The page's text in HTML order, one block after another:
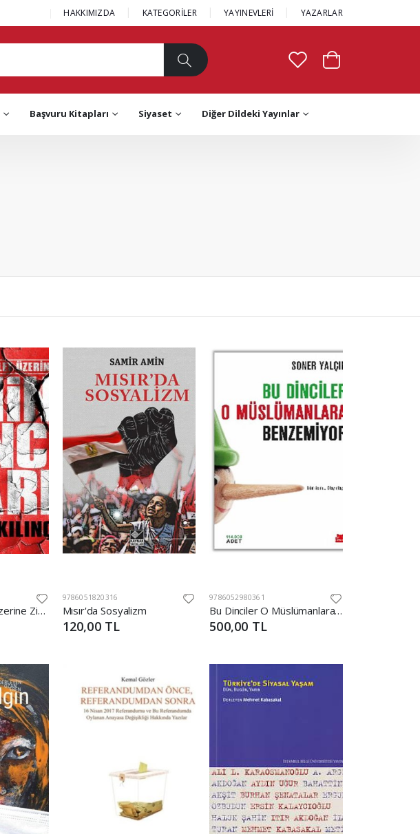
HAKKIMIZDA KATEGORİLER YAYINEVLERİ YAZARLAR
Başvuru Kitapları Siyaset Diğer Dildeki Yayınlar
Devlet ve Millet Üzerine Zihin Sancıları
9786051820316
Mısır'da Sosyalizm
120,00 TL
9786052980361
Bu Dinciler O Müslümanlara Benzemiyor
500,00 TL